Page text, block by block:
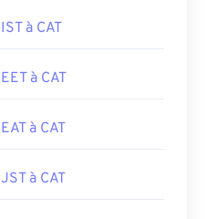
IST à CAT
EET à CAT
EAT à CAT
JST à CAT